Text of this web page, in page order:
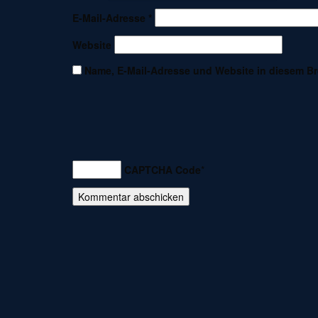
E-Mail-Adresse *
Website
Name, E-Mail-Adresse und Website in diesem
CAPTCHA Code*